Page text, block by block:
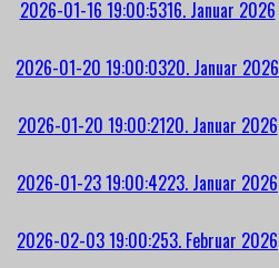
2026-01-16 19:00:5316. Januar 2026
2026-01-20 19:00:0320. Januar 2026
2026-01-20 19:00:2120. Januar 2026
2026-01-23 19:00:4223. Januar 2026
2026-02-03 19:00:253. Februar 2026